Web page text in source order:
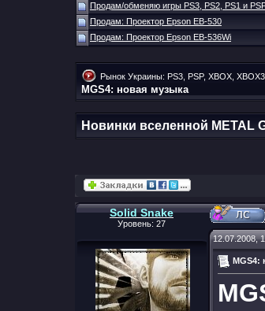
Продам/обменяю игры PS3, PS2, PS1 и
Продам: Проектор Epson EB-530
Продам: Проектор Epson EB-536Wi
Рынок Украины: PS3, PSP, XBOX,
MGS4: новая музыка
Новинки вселенной METAL
Solid Snake
Уровень: 27
12.07.2008,
MGS4: